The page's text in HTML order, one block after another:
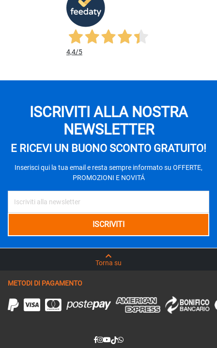
ISCRIVITI ALLA NOSTRA
NEWSLETTER
E RICEVI UN BUONO SCONTO GRATUITO!
Inserisci qui la tua email e resta sempre informato su OFFERTE,
PROMOZIONI E NOVITÁ
Torna su
METODI DI PAGAMENTO